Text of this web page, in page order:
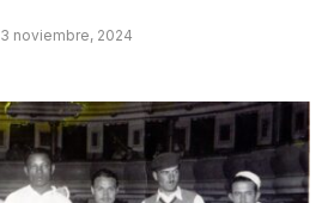
3 noviembre, 2024